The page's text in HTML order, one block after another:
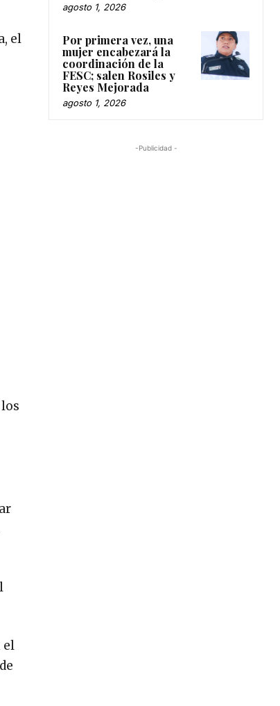
el
el
agosto 1, 2026
Por primera vez, una
mujer encabezará la
coordinación de la
FESC; salen Rosiles y
Reyes Mejorada
agosto 1, 2026
-Publicidad -